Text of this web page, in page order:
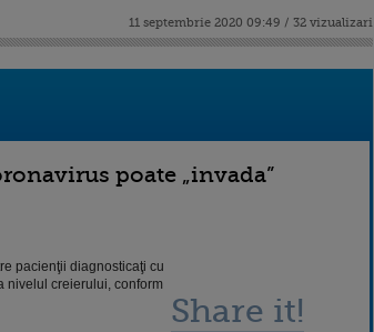
11 septembrie 2020 09:49 / 32 vizualizari
poate „invada”
pacienţii diagnosticaţi cu
nivelul creierului, conform
Share it!